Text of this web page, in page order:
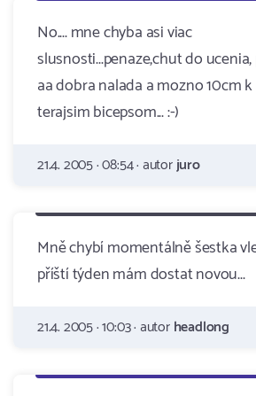
No.... mne chyba asi viac
slusnosti...penaze,chut do
aa dobra nalada a mozno 10cm
terajsim bicepsom... :-)
21.4. 2005 · 08:54 · autorjuro
Mně chybí momentálně šestka
příští týden mám dostat novou...
21.4. 2005 · 10:03 · autorheadlong